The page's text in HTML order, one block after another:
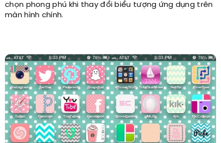
chọn phong phú khi thay đổi biểu tượng ứng dụng trên
màn hình chính.